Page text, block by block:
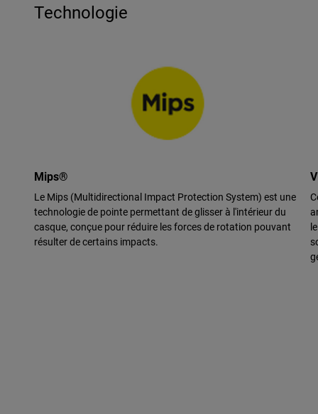
Technologie
Mips®
Le Mips (Multidirectional Impact Protection System) est une
technologie de pointe permettant de glisser à l'intérieur du
casque, conçue pour réduire les forces de rotation pouvant
résulter de certains impacts.